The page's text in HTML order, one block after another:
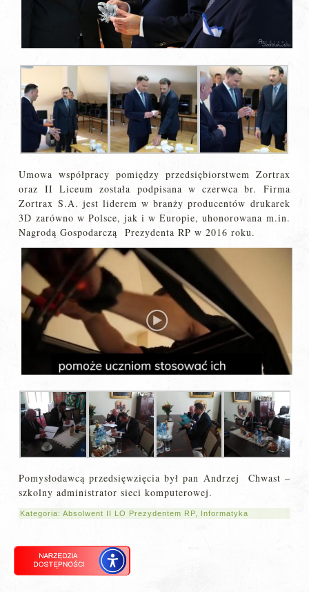
Umowa współpracy pomiędzy przedsiębiorstwem Zortrax
oraz II Liceum została podpisana w czerwca br. Firma
Zortrax S.A. jest liderem w branży producentów drukarek
3D zarówno w Polsce, jak i w Europie, uhonorowana m.in.
Nagrodą Gospodarczą Prezydenta RP w 2016 roku.
Pomysłodawcą przedsięwzięcia był pan Andrzej Chwast –
szkolny administrator sieci komputerowej.
Kategoria:Absolwent II LO Prezydentem RP Informatyka